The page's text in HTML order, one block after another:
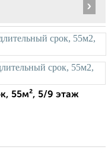
›
55м², 5/9 этаж